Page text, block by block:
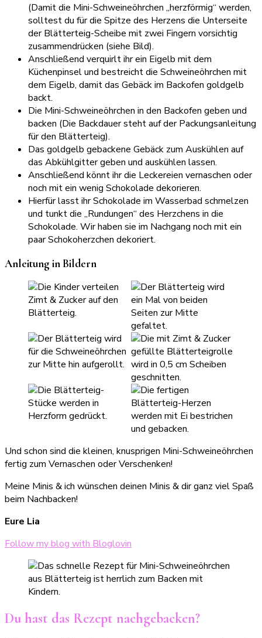
(Damit die Mini-Schweineöhrchen „herzförmig“ werden,
solltest du für die Spitze des Herzens die Unterseite
der Blätterteig-Scheibe mit zwei Fingern vorsichtig
zusammendrücken (siehe Bild).
Anschließend verquirlt ihr ein Eigelb mit dem
Küchenpinsel und bestreicht die Schweineöhrchen mit
dem Eigelb, damit das Gebäck im Backofen goldgelb
backt.
Die Mini-Schweineöhrchen in den Backofen geben und
backen (Die Backdauer steht auf der Packungsanleitung
für den Blätterteig).
Das goldgelb gebackene Gebäck zum Auskühlen auf
das Abkühlgitter geben und auskühlen lassen.
Anschließend könnt ihr die Leckereien vernaschen oder
noch mit ein wenig Schokolade dekorieren.
Hierfür lasst ihr Schokolade im Wasserbad schmelzen
und tunkt die „Rundungen“ des Herzchens in die
Schokolade. Wir haben sie im Nachgang noch mit ein
paar Schokoherzchen dekoriert.
Anleitung in Bildern
Und schon sind die kleinen, knusprigen Mini-Schweineöhrchen
fertig zum Vernaschen oder Verschenken!
Meine Minis & ich wünschen deinen Minis & dir ganz viel Spaß
beim Nachbacken!
Eure Lia
Follow my blog with Bloglovin
Du hast das Rezept nachgebacken?